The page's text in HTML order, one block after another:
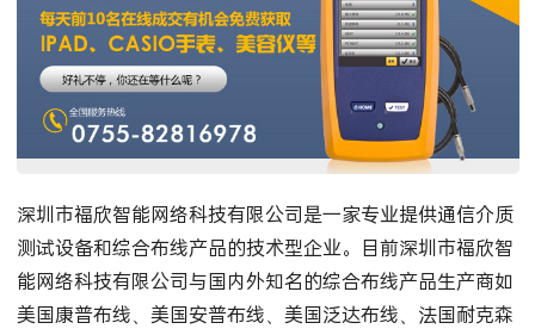
深圳市福欣智能网络科技有限公司是一家专业提供通信介质
测试设备和综合布线产品的技术型企业。目前深圳市福欣智
能网络科技有限公司与国内外知名的综合布线产品生产商如
美国康普布线、美国安普布线、美国泛达布线、法国耐克森